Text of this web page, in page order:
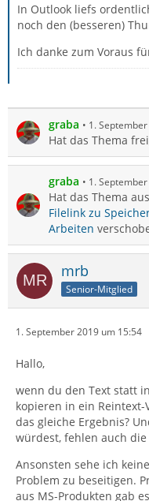
In Outlook liefs
noch den (besseren)
Ich danke zum Voraus
graba 1.
Hat das Thema
graba 1.
Hat das Thema
Filelink zu
Arbeiten
mrb
Senior-Mitglied
1. September 2019 um 15:54
Hallo,
wenn du den Text statt
kopieren in ein
das gleiche Ergebnis?
würdest, fehlen auch die
Ansonsten sehe ich
Problem zu beseitigen.
aus MS-Produkten gab